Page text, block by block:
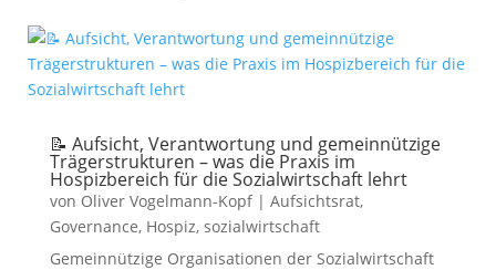
📝 Aufsicht, Verantwortung und gemeinnützige
Trägerstrukturen – was die Praxis im
Hospizbereich für die Sozialwirtschaft lehrt
von Oliver Vogelmann-Kopf| Aufsichtsrat,
Governance, Hospiz, sozialwirtschaft
Gemeinnützige Organisationen der Sozialwirtschaft